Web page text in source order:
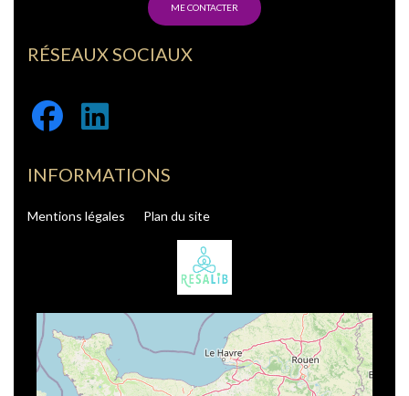
ME CONTACTER
RÉSEAUX SOCIAUX
Facebook
Linkedin
INFORMATIONS
Mentions légales Plan du site